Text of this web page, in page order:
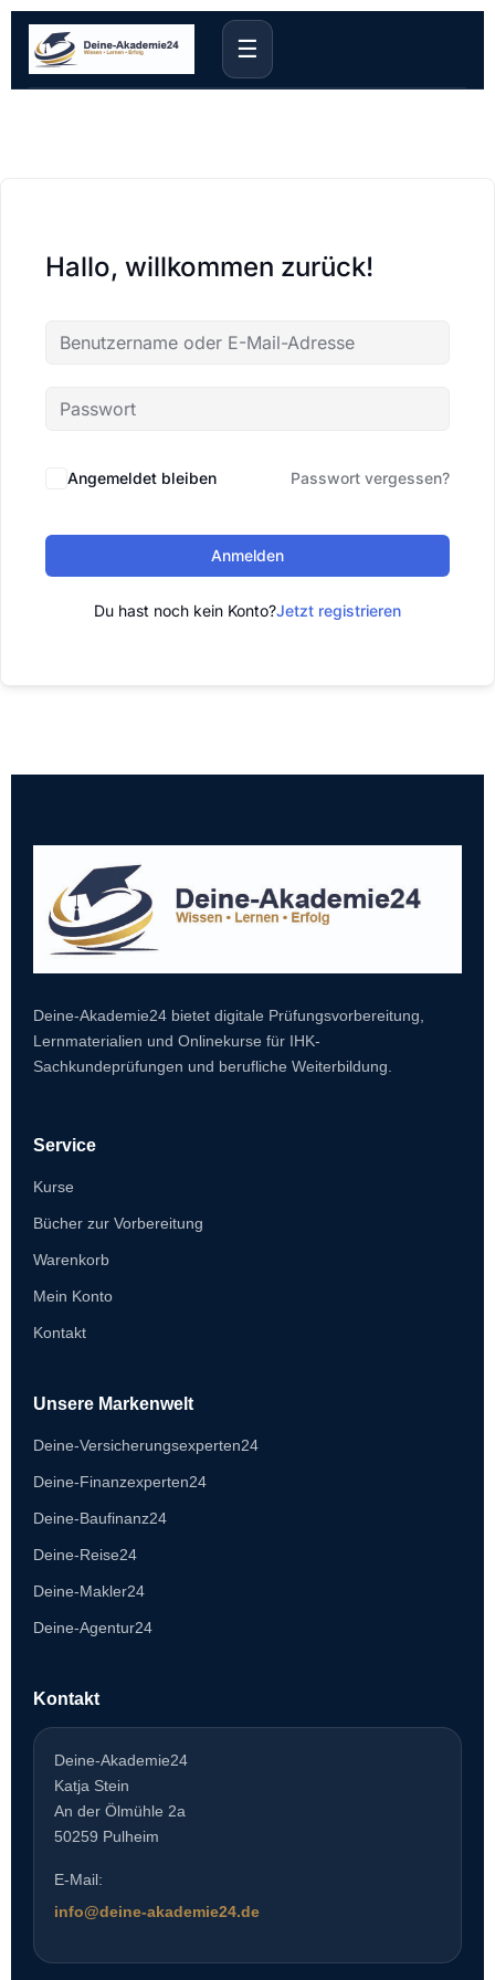
☰
Hallo, willkommen zurück!
Angemeldet bleiben Passwort vergessen?
Anmelden
Du hast noch kein Konto?Jetzt registrieren
Deine-Akademie24 bietet digitale Prüfungsvorbereitung,
Lernmaterialien und Onlinekurse für IHK-
Sachkundeprüfungen und berufliche Weiterbildung.
Service
Kurse
Bücher zur Vorbereitung
Warenkorb
Mein Konto
Kontakt
Unsere Markenwelt
Deine-Versicherungsexperten24
Deine-Finanzexperten24
Deine-Baufinanz24
Deine-Reise24
Deine-Makler24
Deine-Agentur24
Kontakt
Deine-Akademie24
Katja Stein
An der Ölmühle 2a
50259 Pulheim
E-Mail:
info@deine-akademie24.de